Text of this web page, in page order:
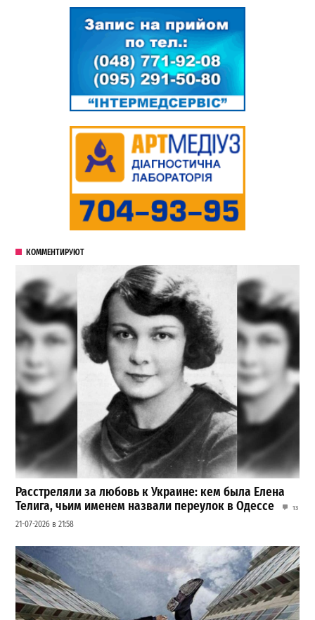
КОММЕНТИРУЮТ
Расстреляли за любовь к Украине: кем была Елена
Телига, чьим именем назвали переулок в Одессе
13
21-07-2026 в 21:58